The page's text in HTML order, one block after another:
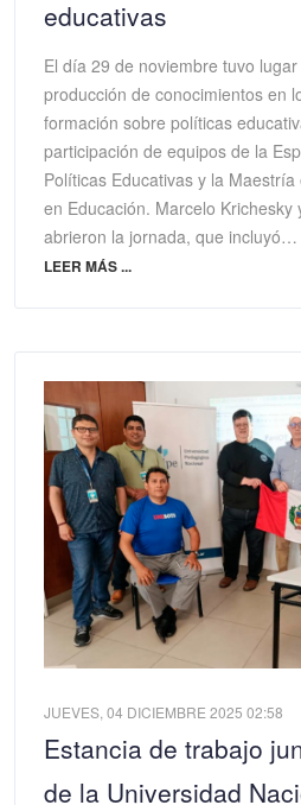
educativas
El día 29 de noviembre tuvo
producción de conocimientos en
formación sobre políticas
participación de equipos de la
Políticas Educativas y la
en Educación. Marcelo Krichesky
abrieron la jornada, que incluyó…
LEER MÁS ...
JUEVES, 04 DICIEMBRE 2025 02:58
Estancia de trabajo
de la Universidad